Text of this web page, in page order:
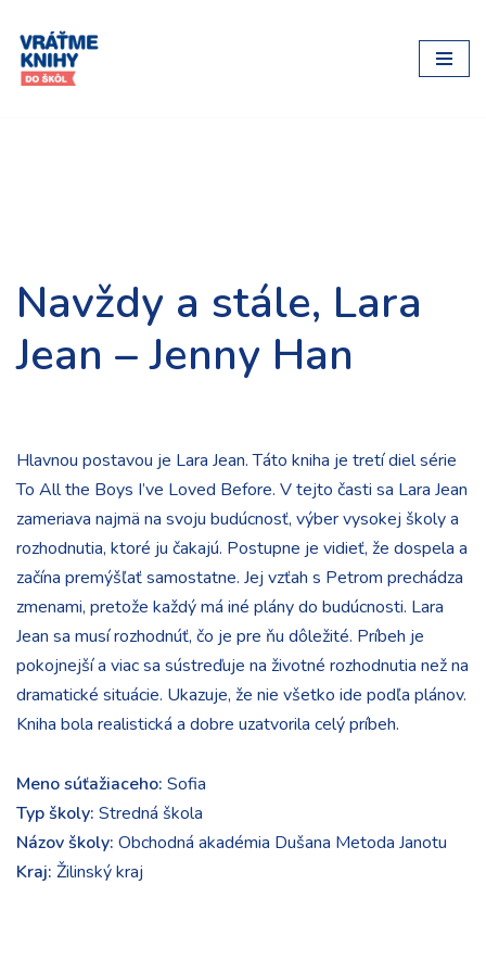
Preskočiť
na
Navždy a stále, Lara
Jean – Jenny Han
Hlavnou postavou je Lara Jean. Táto kniha je tretí diel série
To All the Boys I’ve Loved Before. V tejto časti sa Lara Jean
zameriava najmä na svoju budúcnosť, výber vysokej školy a
rozhodnutia, ktoré ju čakajú. Postupne je vidieť, že dospela a
začína premýšľať samostatne. Jej vzťah s Petrom prechádza
zmenami, pretože každý má iné plány do budúcnosti. Lara
Jean sa musí rozhodnúť, čo je pre ňu dôležité. Príbeh je
pokojnejší a viac sa sústreďuje na životné rozhodnutia než na
dramatické situácie. Ukazuje, že nie všetko ide podľa plánov.
Kniha bola realistická a dobre uzatvorila celý príbeh.
Meno súťažiaceho: Sofia
Typ školy: Stredná škola
Názov školy: Obchodná akadémia Dušana Metoda Janotu
Kraj: Žilinský kraj